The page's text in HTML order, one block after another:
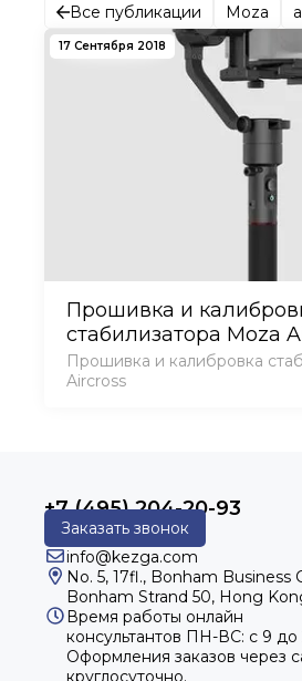
Все публикации Moza
xiaomi walkingpad a1 pro
лучший стабилизатор
17 Сентября 2018
Прошивка и
стабилизатора Moza
Прошивка и калибровка
Aircross
+7 (495) 204-20-93
Заказать звонок
info@kezga.com
No. 5, 17fl., Bonham Business
Bonham Strand 50, Hong
Время работы онлайн
консультантов ПН-ВС: с 9 до
Оформления заказов через